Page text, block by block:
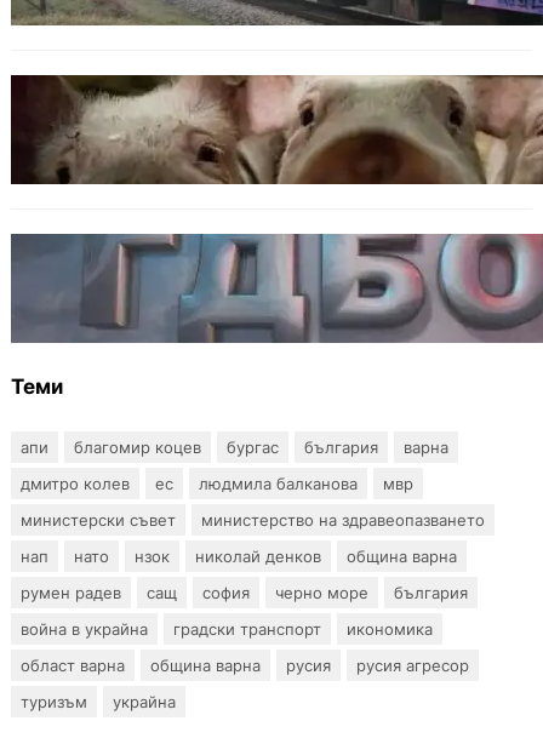
БЪЛГАРИЯ
БАБХ регистрира огнище на африканска
чума по свинете в стопанство край Варна
БЪЛГАРИЯ
Наркобарон с мрежа от 14 нелегални
лаборатории е задържан у нас
Теми
апи благомир коцев бургас българия
варна
дмитро колев
ес людмила балканова
мвр
министерски съвет
министерство на здравеопазването
нап
нато нзок николай денков
община варна
румен радев
сащ софия черно море
българия
война в украйна
градски транспорт
икономика
област варна
община варна русия
русия агресор
туризъм
украйна